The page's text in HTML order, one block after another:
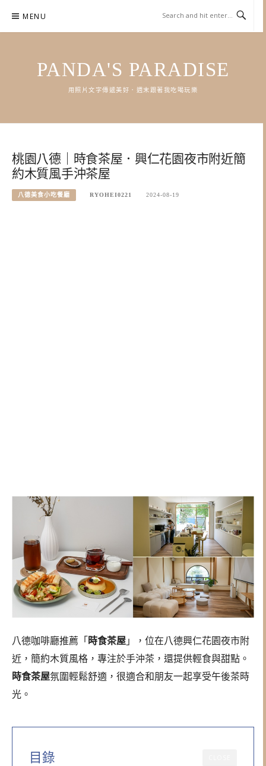
content
MENU
PANDA'S PARADISE
用照片文字傳遞美好．週末跟著我吃喝玩樂
桃園八德｜時食茶屋．興仁花園夜市附近簡
約木質風手沖茶屋
八德美食小吃餐廳 RYOHEI0221 2024-08-19
八德咖啡廳推薦「 時食茶屋 」，位在八德興仁花園夜市附
近，簡約木質風格，專注於手沖茶，還提供輕食與甜點。
時食茶屋氛圍輕鬆舒適，很適合和朋友一起享受午後茶時
光。
目錄